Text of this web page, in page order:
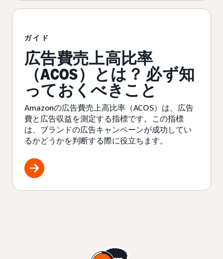
ガイド
広告費売上高比率
（ACOS）とは？ 必ず知
っておくべきこと
Amazonの広告費売上高比率（ACOS）は、広告
費と広告収益を測定する指標です。この指標
は、ブランドの広告キャンペーンが成功してい
るかどうかを判断する際に役立ちます。